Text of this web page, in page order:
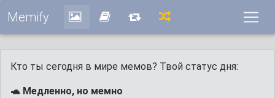
Memify
Кто ты сегодня в мире мемов? Твой статус дня:
🐢 Медленно, но мемно